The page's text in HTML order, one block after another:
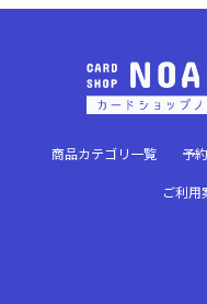
商品カテゴリ一覧 予
ご利用